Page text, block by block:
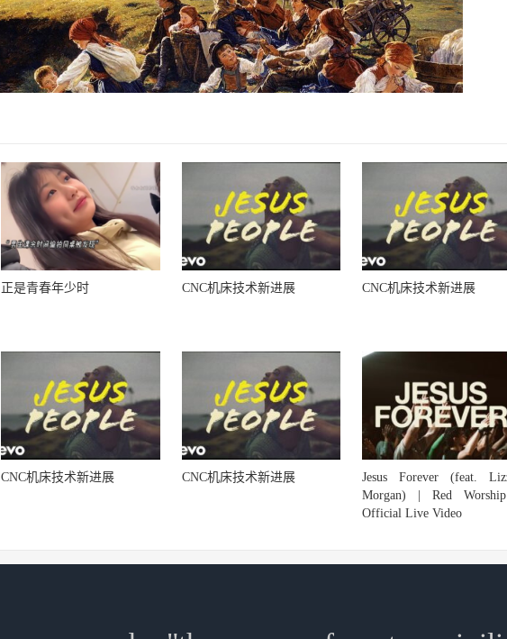
正是青春年少时 CNC机床技术新进展 CNC机床技术新进展
CNC机床技术新进展 CNC机床技术新进展
Jesus Forever (feat.
Morgan) | Red
Official Live Video